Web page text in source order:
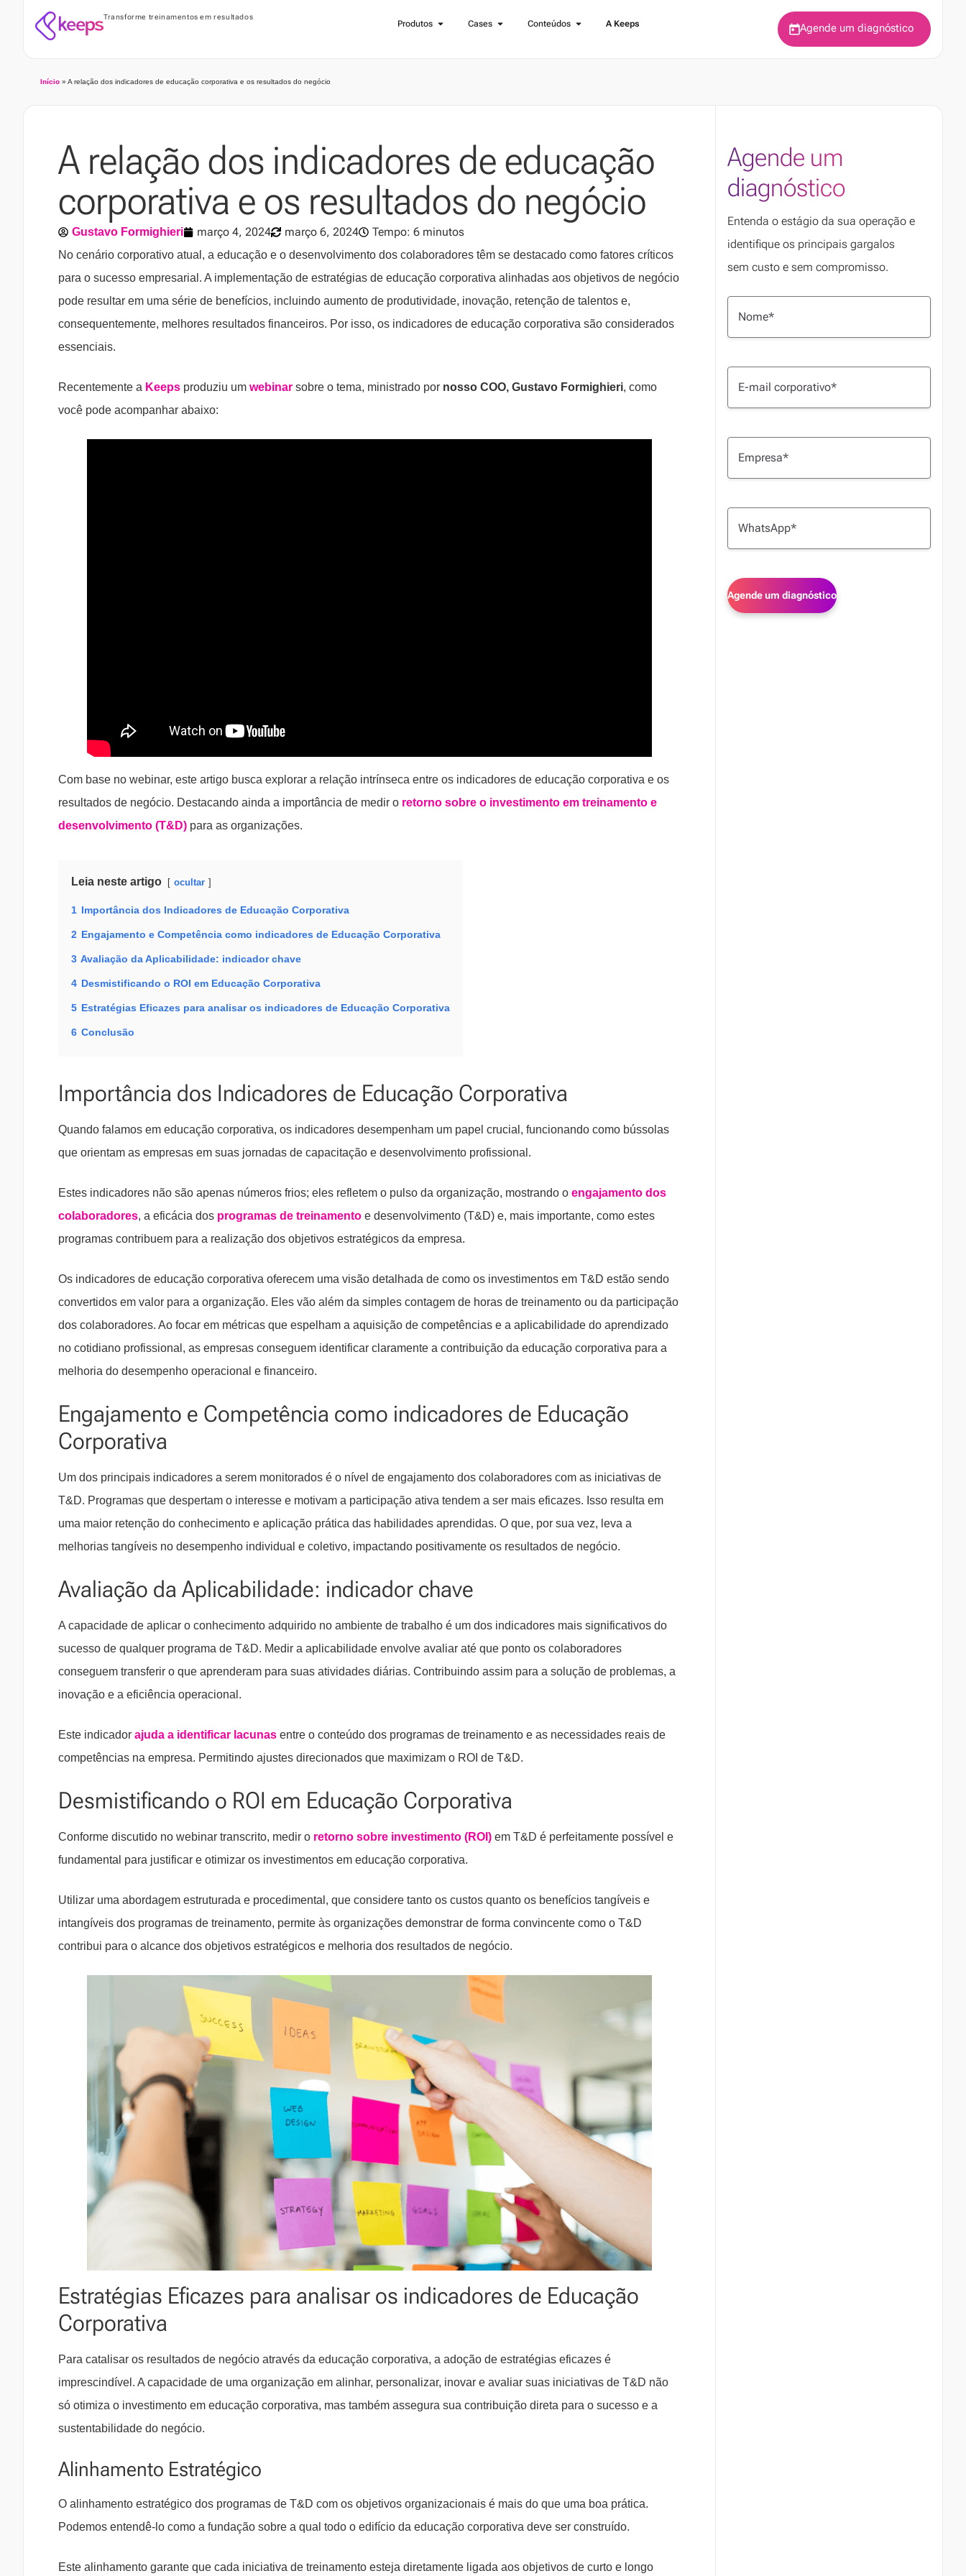
Transforme treinamentos em resultados
Produtos Cases Conteúdos A Keeps Agende um diagnóstico
Início » A relação dos indicadores de educação corporativa e os resultados do negócio
A relação dos indicadores de educação
corporativa e os resultados do negócio
Gustavo Formighieri março 4, 2024 março 6, 2024 Tempo: 6 minutos
No cenário corporativo atual, a educação e o desenvolvimento dos colaboradores têm se destacado como fatores críticos
para o sucesso empresarial. A implementação de estratégias de educação corporativa alinhadas aos objetivos de negócio
pode resultar em uma série de benefícios, incluindo aumento de produtividade, inovação, retenção de talentos e,
consequentemente, melhores resultados financeiros. Por isso, os indicadores de educação corporativa são considerados
essenciais.
Recentemente a Keeps produziu um webinar sobre o tema, ministrado por nosso COO, Gustavo Formighieri, como
você pode acompanhar abaixo:
Com base no webinar, este artigo busca explorar a relação intrínseca entre os indicadores de educação corporativa e os
resultados de negócio. Destacando ainda a importância de medir o retorno sobre o investimento em treinamento e
desenvolvimento (T&D) para as organizações.
Leia neste artigo ocultar
1 Importância dos Indicadores de Educação Corporativa
2 Engajamento e Competência como indicadores de Educação Corporativa
3 Avaliação da Aplicabilidade: indicador chave
4 Desmistificando o ROI em Educação Corporativa
5 Estratégias Eficazes para analisar os indicadores de Educação Corporativa
6 Conclusão
Importância dos Indicadores de Educação Corporativa
Quando falamos em educação corporativa, os indicadores desempenham um papel crucial, funcionando como bússolas
que orientam as empresas em suas jornadas de capacitação e desenvolvimento profissional.
Estes indicadores não são apenas números frios; eles refletem o pulso da organização, mostrando o engajamento dos
colaboradores, a eficácia dos programas de treinamento e desenvolvimento (T&D) e, mais importante, como estes
programas contribuem para a realização dos objetivos estratégicos da empresa.
Os indicadores de educação corporativa oferecem uma visão detalhada de como os investimentos em T&D estão sendo
convertidos em valor para a organização. Eles vão além da simples contagem de horas de treinamento ou da participação
dos colaboradores. Ao focar em métricas que espelham a aquisição de competências e a aplicabilidade do aprendizado
no cotidiano profissional, as empresas conseguem identificar claramente a contribuição da educação corporativa para a
melhoria do desempenho operacional e financeiro.
Engajamento e Competência como indicadores de Educação
Corporativa
Um dos principais indicadores a serem monitorados é o nível de engajamento dos colaboradores com as iniciativas de
T&D. Programas que despertam o interesse e motivam a participação ativa tendem a ser mais eficazes. Isso resulta em
uma maior retenção do conhecimento e aplicação prática das habilidades aprendidas. O que, por sua vez, leva a
melhorias tangíveis no desempenho individual e coletivo, impactando positivamente os resultados de negócio.
Avaliação da Aplicabilidade: indicador chave
A capacidade de aplicar o conhecimento adquirido no ambiente de trabalho é um dos indicadores mais significativos do
sucesso de qualquer programa de T&D. Medir a aplicabilidade envolve avaliar até que ponto os colaboradores
conseguem transferir o que aprenderam para suas atividades diárias. Contribuindo assim para a solução de problemas, a
inovação e a eficiência operacional.
Este indicador ajuda a identificar lacunas entre o conteúdo dos programas de treinamento e as necessidades reais de
competências na empresa. Permitindo ajustes direcionados que maximizam o ROI de T&D.
Desmistificando o ROI em Educação Corporativa
Conforme discutido no webinar transcrito, medir o retorno sobre investimento (ROI) em T&D é perfeitamente possível e
fundamental para justificar e otimizar os investimentos em educação corporativa.
Utilizar uma abordagem estruturada e procedimental, que considere tanto os custos quanto os benefícios tangíveis e
intangíveis dos programas de treinamento, permite às organizações demonstrar de forma convincente como o T&D
contribui para o alcance dos objetivos estratégicos e melhoria dos resultados de negócio.
Estratégias Eficazes para analisar os indicadores de Educação
Corporativa
Para catalisar os resultados de negócio através da educação corporativa, a adoção de estratégias eficazes é
imprescindível. A capacidade de uma organização em alinhar, personalizar, inovar e avaliar suas iniciativas de T&D não
só otimiza o investimento em educação corporativa, mas também assegura sua contribuição direta para o sucesso e a
sustentabilidade do negócio.
Alinhamento Estratégico
O alinhamento estratégico dos programas de T&D com os objetivos organizacionais é mais do que uma boa prática.
Podemos entendê-lo como a fundação sobre a qual todo o edifício da educação corporativa deve ser construído.
Este alinhamento garante que cada iniciativa de treinamento esteja diretamente ligada aos objetivos de curto e longo
Agende um
diagnóstico
Entenda o estágio da sua operação e
identifique os principais gargalos
sem custo e sem compromisso.